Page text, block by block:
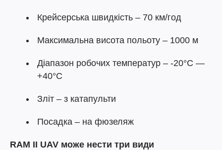
Крейсерська швидкість – 70 км/год
Максимальна висота польоту – 1000 м
Діапазон робочих температур – -20°С —
+40°С
Зліт – з катапульти
Посадка – на фюзеляж
RAM II UAV може нести три види